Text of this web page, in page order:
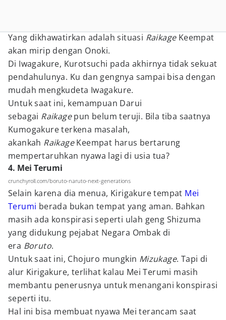
Yang dikhawatirkan adalah situasi Raikage Keempat
akan mirip dengan Onoki.
Di Iwagakure, Kurotsuchi pada akhirnya tidak sekuat
pendahulunya. Ku dan gengnya sampai bisa dengan
mudah mengkudeta Iwagakure.
Untuk saat ini, kemampuan Darui
sebagai Raikagepun belum teruji. Bila tiba saatnya
Kumogakure terkena masalah,
akankah RaikageKeempat harus bertarung
mempertaruhkan nyawa lagi di usia tua?
4. Mei Terumi
crunchyroll.com/boruto-naruto-next-generations
Selain karena dia menua, Kirigakure tempat Mei
Terumi berada bukan tempat yang aman. Bahkan
masih ada konspirasi seperti ulah geng Shizuma
yang didukung pejabat Negara Ombak di
era Boruto.
Untuk saat ini, Chojuro mungkin Mizukage. Tapi di
alur Kirigakure, terlihat kalau Mei Terumi masih
membantu penerusnya untuk menangani konspirasi
seperti itu.
Hal ini bisa membuat nyawa Mei terancam saat